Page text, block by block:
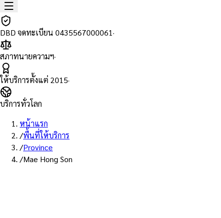
DBD จดทะเบียน 0435567000061·
สภาทนายความฯ·
ให้บริการตั้งแต่ 2015·
บริการทั่วโลก
หน้าแรก
/พื้นที่ให้บริการ
/Province
/Mae Hong Son